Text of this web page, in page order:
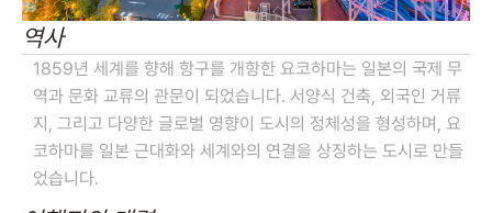
역사
1859년 세계를 향해 항구를 개항한 요코하마는 일본의 국제 무
역과 문화 교류의 관문이 되었습니다. 서양식 건축, 외국인 거류
지, 그리고 다양한 글로벌 영향이 도시의 정체성을 형성하며, 요
코하마를 일본 근대화와 세계와의 연결을 상징하는 도시로 만들
었습니다.